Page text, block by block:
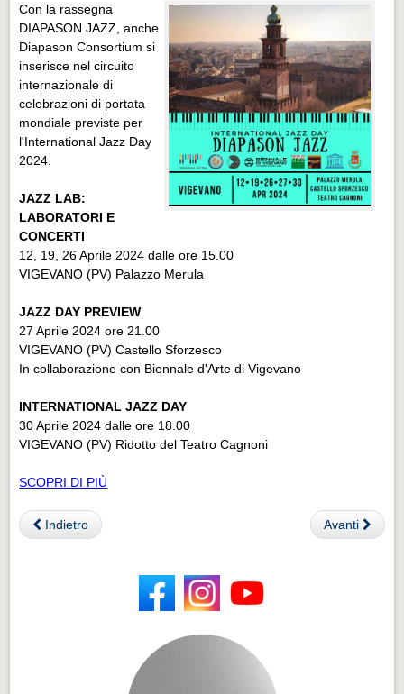
Con la rassegna
DIAPASON JAZZ, anche
Diapason Consortium si
inserisce nel circuito
internazionale di
celebrazioni di portata
mondiale previste per
l'International Jazz Day
2024.
JAZZ LAB:
LABORATORI E
CONCERTI
12, 19, 26 Aprile 2024 dalle ore 15.00
VIGEVANO (PV) Palazzo Merula
JAZZ DAY PREVIEW
27 Aprile 2024 ore 21.00
VIGEVANO (PV) Castello Sforzesco
In collaborazione con Biennale d'Arte di Vigevano
INTERNATIONAL JAZZ DAY
30 Aprile 2024 dalle ore 18.00
VIGEVANO (PV) Ridotto del Teatro Cagnoni
SCOPRI DI PIÙ
Indietro Avanti